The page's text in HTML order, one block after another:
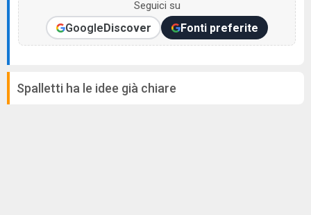
Seguici su
GoogleDiscover Fonti preferite
Spalletti ha le idee già chiare